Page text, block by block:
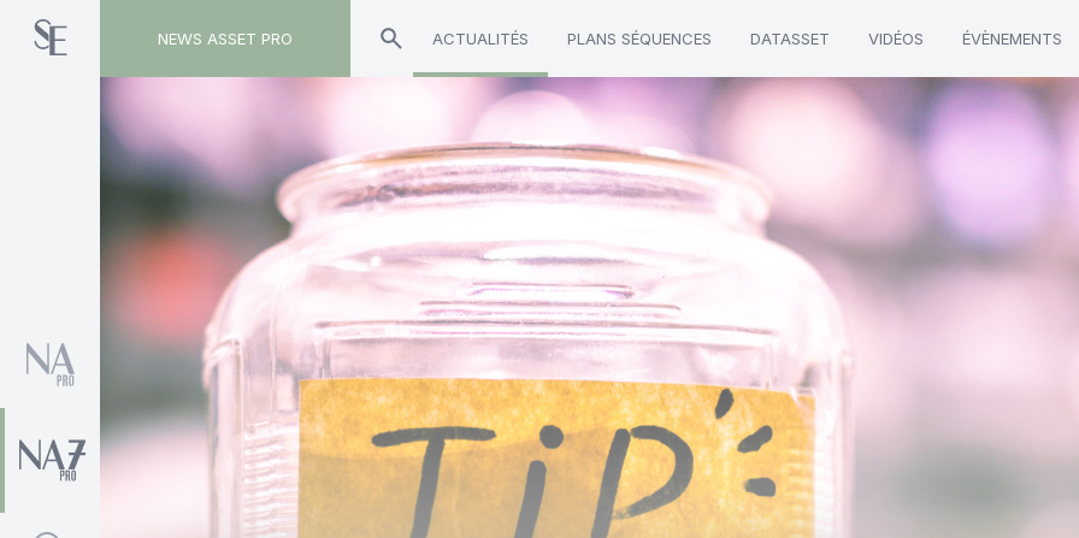
NEWS ASSET PRO ACTUALITÉS PLANS SÉQUENCES DATASSET VIDÉOS ÉVÈNEMENTS